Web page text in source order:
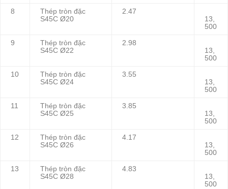
8
Thép tròn đặc
S45C Ø20
2.47
13,
500
9
Thép tròn đặc
S45C Ø22
2.98
13,
500
10
Thép tròn đặc
S45C Ø24
3.55
13,
500
11
Thép tròn đặc
S45C Ø25
3.85
13,
500
12
Thép tròn đặc
S45C Ø26
4.17
13,
500
13
Thép tròn đặc
S45C Ø28
4.83
13,
500